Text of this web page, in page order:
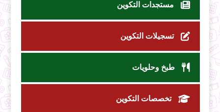
مستجدات التكوين
تسجيلات التكوين
طبخ وحلويات
تخصصات التكوين